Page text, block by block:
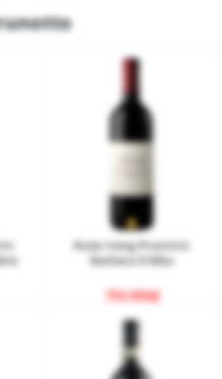
Rượu Vang Prunotto
Barbera D’Alba
750.000₫